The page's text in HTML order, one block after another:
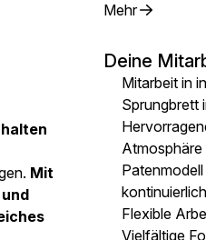
Mit
Mehr
Deine
Mitarbeit in
Sprungbrett
Atmosphäre
Flexible
Vielfältige